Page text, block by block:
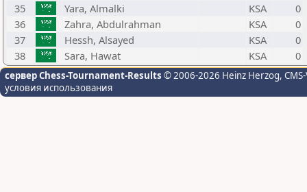
35
Yara, Almalki KSA
0
36
Zahra, Abdulrahman KSA
0
37
Hessh, Alsayed KSA
0
38
Sara, Hawat KSA 0
сервер Chess-Tournament-Results © 2006-2026 Heinz Herzog,
условия использования